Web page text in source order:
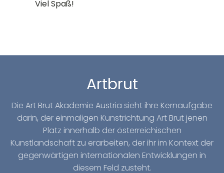
Viel Spaß!
Artbrut
Die Art Brut Akademie Austria sieht ihre Kernaufgabe
darin, der einmaligen Kunstrichtung Art Brut jenen
Platz innerhalb der österreichischen
Kunstlandschaft zu erarbeiten, der ihr im Kontext der
gegenwärtigen internationalen Entwicklungen in
diesem Feld zusteht.